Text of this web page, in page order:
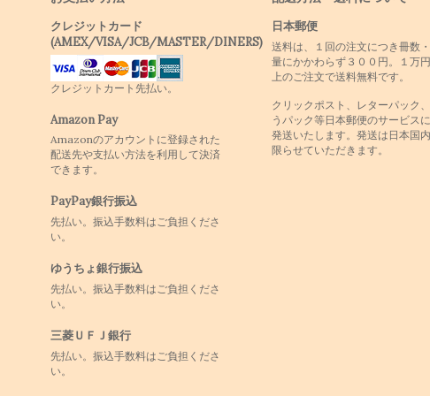
クレジットカード
(AMEX/VISA/JCB/MASTER/DINERS)
クレジットカート先払い。
Amazon Pay
Amazonのアカウントに登録された
配送先や支払い方法を利用して決済
できます。
PayPay銀行振込
先払い。振込手数料はご負担くださ
い。
ゆうちょ銀行振込
先払い。振込手数料はご負担くださ
い。
三菱ＵＦＪ銀行
先払い。振込手数料はご負担くださ
い。
日本郵便
送料は、１回の注文につき冊数
量にかかわらず３００円。１万
上のご注文で送料無料です。
クリックポスト、レターパック
うパック等日本郵便のサービス
発送いたします。発送は日本国
限らせていただきます。